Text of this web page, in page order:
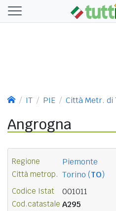
IT PIE Città Metr. di
Angrogna
Regione Piemonte
Città metrop. Torino (TO)
Codice Istat 001011
Cod.catastale A295